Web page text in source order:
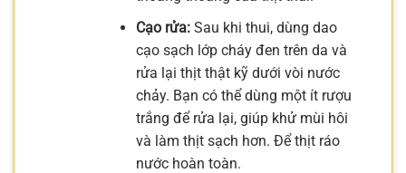
Cạo rửa:Sau khi thui, dùng dao
cạo sạch lớp cháy đen trên da và
rửa lại thịt thật kỹ dưới vòi nước
chảy. Bạn có thể dùng một ít rượu
trắng để rửa lại, giúp khử mùi hôi
và làm thịt sạch hơn. Để thịt ráo
nước hoàn toàn.